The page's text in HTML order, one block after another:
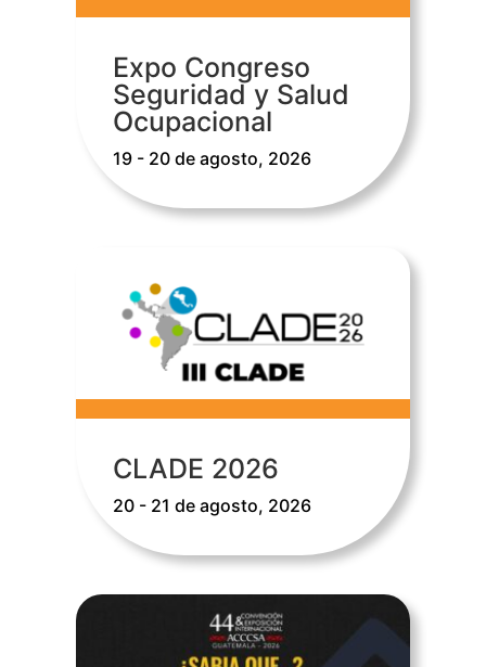
Expo Congreso
Seguridad y Salud
Ocupacional
19 - 20 de agosto, 2026
CLADE 2026
20 - 21 de agosto, 2026